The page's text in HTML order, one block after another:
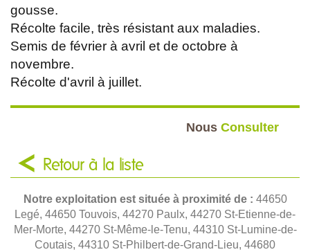
gousse.
Récolte facile, très résistant aux maladies.
Semis de février à avril et de octobre à
novembre.
Récolte d'avril à juillet.
Nous Consulter
Retour à la liste
Notre exploitation est située à proximité de : 44650
Legé, 44650 Touvois, 44270 Paulx, 44270 St-Etienne-de-
Mer-Morte, 44270 St-Même-le-Tenu, 44310 St-Lumine-de-
Coutais, 44310 St-Philbert-de-Grand-Lieu, 44680